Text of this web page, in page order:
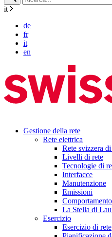
it
de
fr
it
en
Gestione della rete
Rete elettrica
Rete svizzera
Livelli di rete
Tecnologie di
Interfacce
Manutenzione
Emissioni
La Stella di
Esercizio
Esercizio di rete